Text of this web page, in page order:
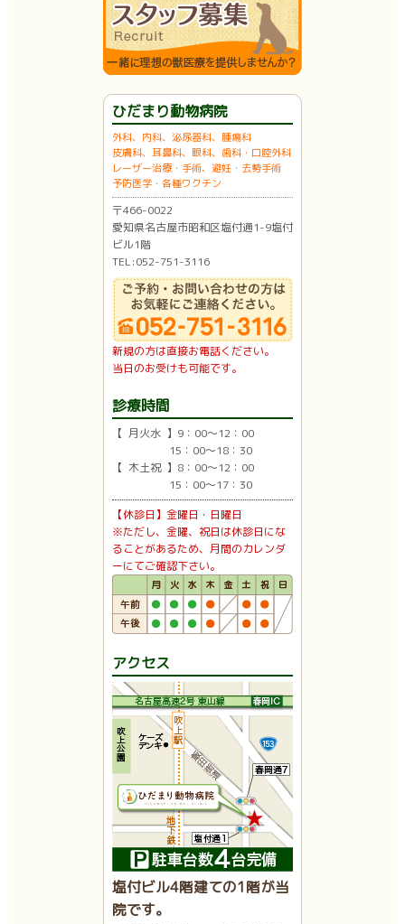
ひだまり動物病院
外科、内科、泌尿器科、腫瘍科
皮膚科、耳鼻科、眼科、歯科・口腔外科
レーザー治療・手術、避妊・去勢手術
予防医学・各種ワクチン
〒466-0022
愛知県名古屋市昭和区塩付通1-9塩付
ビル1階
TEL:052-751-3116
新規の方は直接お電話ください。
当日のお受けも可能です。
診療時間
【 月火水 】9：00〜12：00
15：00〜18：30
【 木土祝 】8：00〜12：00
15：00〜17：30
【休診日】金曜日・日曜日
※ただし、金曜、祝日は休診日にな
ることがあるため、月間のカレンダ
ーにてご確認下さい。
アクセス
塩付ビル4階建ての1階が当
院です。